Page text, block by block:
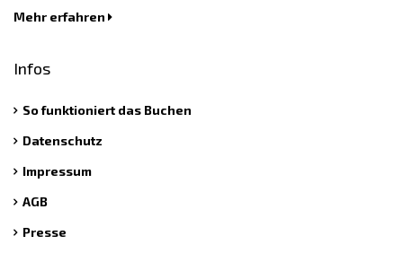
Mehr erfahren
Infos
So funktioniert das Buchen
Datenschutz
Impressum
AGB
Presse